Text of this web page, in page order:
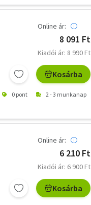
Online ár:
8 091 Ft
Kiadói ár: 8 990 Ft
Kosárba
0 pont 2 - 3 munkanap
Online ár:
6 210 Ft
Kiadói ár: 6 900 Ft
Kosárba